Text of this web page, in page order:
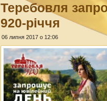
Теребовля
920-річчя
06 липня 2017 о 12:06